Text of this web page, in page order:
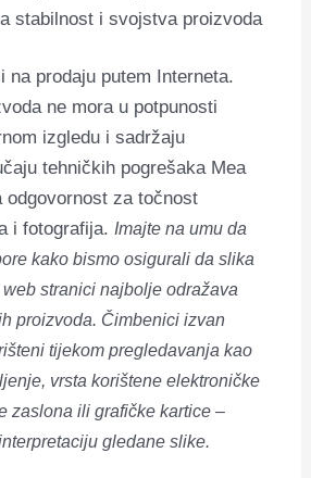
stabilnost i svojstva proizvoda
na prodaju putem Interneta.
ne mora u potpunosti
izgledu i sadržaju
tehničkih pogrešaka Mea
odgovornost za točnost
i fotografija.Imajte na umu da
kako bismo osigurali da slika
stranici najbolje odražava
proizvoda. Čimbenici izvan
tijekom pregledavanja kao
vrsta korištene elektroničke
zaslona ili grafičke kartice –
gledane slike.